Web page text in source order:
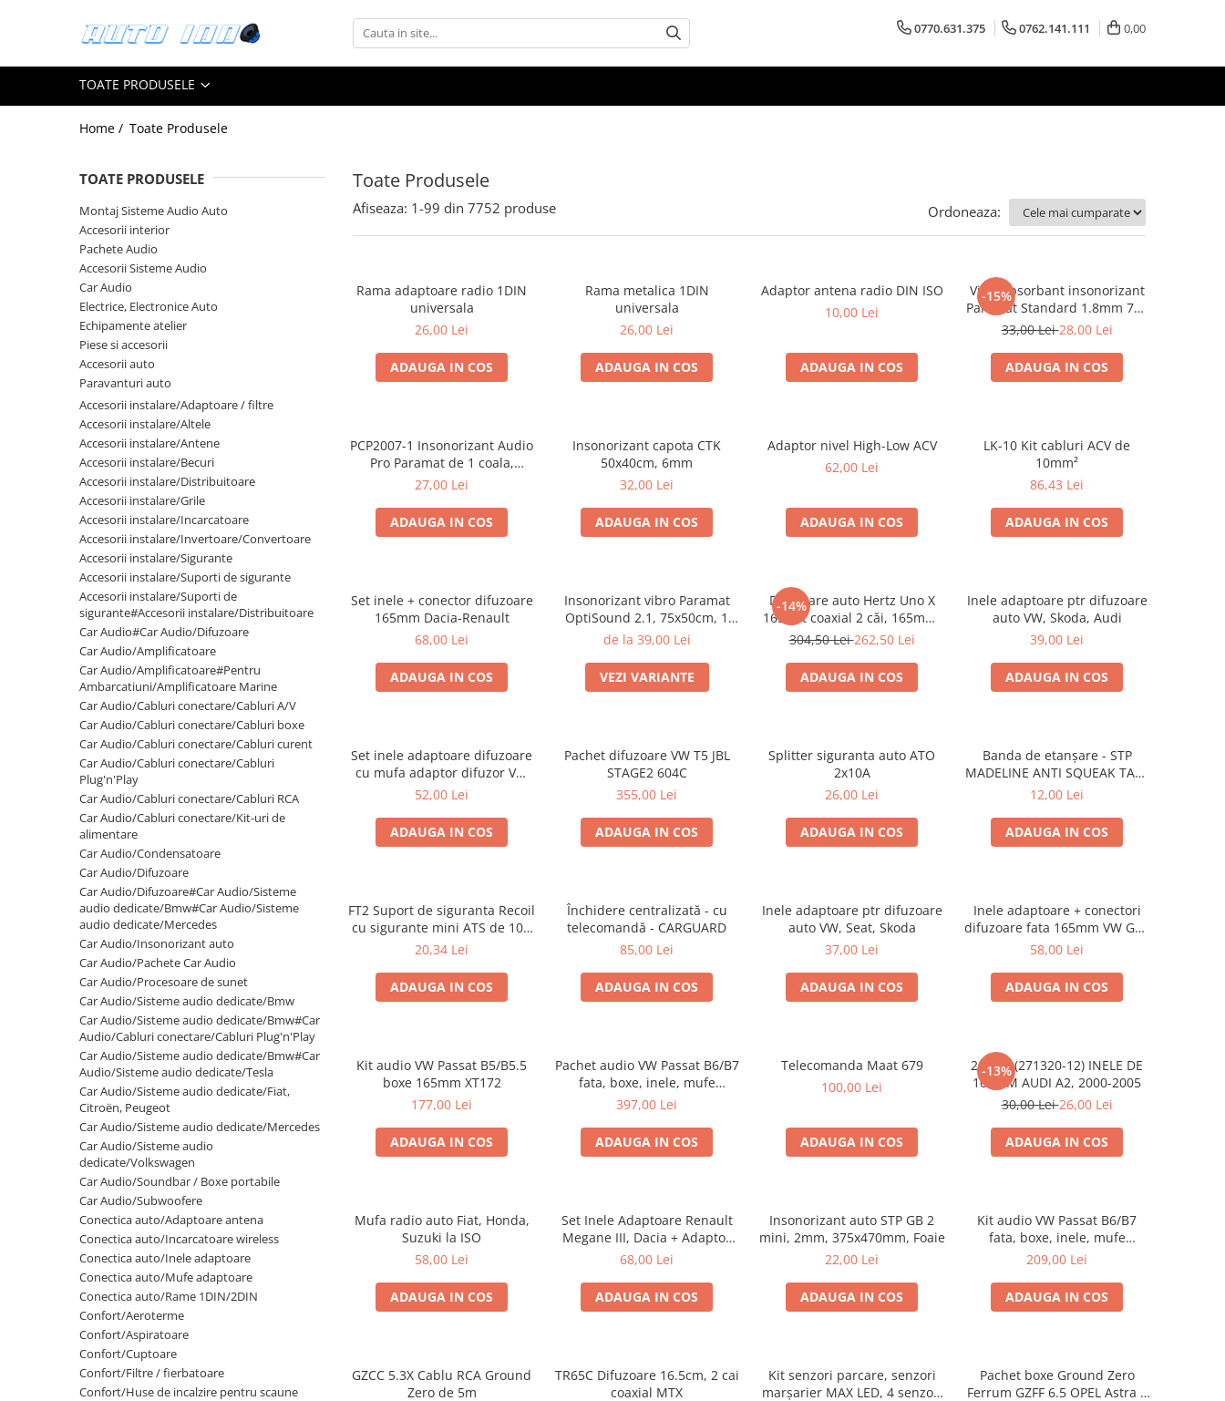
Accesorii interior
Covorase cauciuc auto dedicate
Huse scaun auto dedicate
Odorizant Auto
Plase portbagaj
Tavite portbagaj auto
Pachete Audio
Accesorii Sisteme Audio
Cupla carkit
Cupla radio aftermarket
Cupla radio OEM
Inele boxe auto
Rame radio 1DIN
Rame radio 2DIN
Amplificatoare
CD Playere Auto
Conectori Difuzoare
Difuzoare, boxe auto coaxiale
Difuzoare-Sisteme / Componente
Insonorizant Auto
Vibro absorbant
Subwoofer
Electrice, Electronice Auto
Accesorii alarme auto
Alarme auto Alarme masina
Detectoare Radar
Senzori parcare auto
Echipamente atelier
Consumabile Service
Instrumente Atelier
Set clipsuri auto de plastic
Piese si accesorii
Amortizoare hayon
Accesorii auto
Incalzire scaune
Stergatoare auto
Paravanturi auto
Lumini ambientale
0770.631.375 0762.141.111 0,00
TOATE PRODUSELE
Home / Toate Produsele
Toate Produsele
TOATE PRODUSELE
Montaj Sisteme Audio Auto
Accesorii interior
Pachete Audio
Accesorii Sisteme Audio
Car Audio
Electrice, Electronice Auto
Echipamente atelier
Piese si accesorii
Accesorii auto
Paravanturi auto
Accesorii instalare/Adaptoare / filtre
Accesorii instalare/Altele
Accesorii instalare/Antene
Accesorii instalare/Becuri
Accesorii instalare/Distribuitoare
Accesorii instalare/Grile
Accesorii instalare/Incarcatoare
Accesorii instalare/Invertoare/Convertoare
Accesorii instalare/Sigurante
Accesorii instalare/Suporti de sigurante
Accesorii instalare/Suporti de
sigurante#Accesorii instalare/Distribuitoare
Car Audio#Car Audio/Difuzoare
Car Audio/Amplificatoare
Car Audio/Amplificatoare#Pentru
Ambarcatiuni/Amplificatoare Marine
Car Audio/Cabluri conectare/Cabluri A/V
Car Audio/Cabluri conectare/Cabluri boxe
Car Audio/Cabluri conectare/Cabluri curent
Car Audio/Cabluri conectare/Cabluri
Plug'n'Play
Car Audio/Cabluri conectare/Cabluri RCA
Car Audio/Cabluri conectare/Kit-uri de
alimentare
Car Audio/Condensatoare
Car Audio/Difuzoare
Car Audio/Difuzoare#Car Audio/Sisteme
audio dedicate/Bmw#Car Audio/Sisteme
audio dedicate/Mercedes
Car Audio/Insonorizant auto
Car Audio/Pachete Car Audio
Car Audio/Procesoare de sunet
Car Audio/Sisteme audio dedicate/Bmw
Car Audio/Sisteme audio dedicate/Bmw#Car
Audio/Cabluri conectare/Cabluri Plug'n'Play
Car Audio/Sisteme audio dedicate/Bmw#Car
Audio/Sisteme audio dedicate/Tesla
Car Audio/Sisteme audio dedicate/Fiat,
Citroën, Peugeot
Car Audio/Sisteme audio dedicate/Mercedes
Car Audio/Sisteme audio
dedicate/Volkswagen
Car Audio/Soundbar / Boxe portabile
Car Audio/Subwoofere
Conectica auto/Adaptoare antena
Conectica auto/Incarcatoare wireless
Conectica auto/Inele adaptoare
Conectica auto/Mufe adaptoare
Conectica auto/Rame 1DIN/2DIN
Confort/Aeroterme
Confort/Aspiratoare
Confort/Cuptoare
Confort/Filtre / fierbatoare
Confort/Huse de incalzire pentru scaune
Afiseaza: 1-99 din 7752 produse Ordoneaza:
Rama adaptoare radio 1DIN
universala
26,00 Lei
ADAUGA IN COS
Rama metalica 1DIN
universala
26,00 Lei
ADAUGA IN COS
Adaptor antena radio DIN ISO
10,00 Lei
ADAUGA IN COS
-15%
Vibroabsorbant insonorizant
Paramat Standard 1.8mm 70x
50cm, 1 coala PCP1006-1
33,00 Lei28,00 Lei
ADAUGA IN COS
PCP2007-1 Insonorizant Audio
Pro Paramat de 1 coala,
spuma de 6mm grosime,
27,00 Lei
ADAUGA IN COS
Insonorizant capota CTK
50x40cm, 6mm
32,00 Lei
ADAUGA IN COS
Adaptor nivel High-Low ACV
62,00 Lei
ADAUGA IN COS
LK-10 Kit cabluri ACV de
10mm²
86,43 Lei
ADAUGA IN COS
Set inele + conector difuzoare
165mm Dacia-Renault
68,00 Lei
ADAUGA IN COS
Insonorizant vibro Paramat
OptiSound 2.1, 75x50cm, 1
coala
de la 39,00 Lei
VEZI VARIANTE
-14%
Difuzoare auto Hertz Uno X
165 set coaxial 2 căi, 165mm,
55W RMS, 4Ω, set 2 difuzoare
304,50 Lei262,50 Lei
ADAUGA IN COS
Inele adaptoare ptr difuzoare
auto VW, Skoda, Audi
39,00 Lei
ADAUGA IN COS
Set inele adaptoare difuzoare
cu mufa adaptor difuzor VW
Passat B5/B5.5
52,00 Lei
ADAUGA IN COS
Pachet difuzoare VW T5 JBL
STAGE2 604C
355,00 Lei
ADAUGA IN COS
Splitter siguranta auto ATO
2x10A
26,00 Lei
ADAUGA IN COS
Banda de etanșare - STP
MADELINE ANTI SQUEAK TAPE
- 15 x 2000mm
12,00 Lei
ADAUGA IN COS
FT2 Suport de siguranta Recoil
cu sigurante mini ATS de 10A
si 20A
20,34 Lei
ADAUGA IN COS
Închidere centralizată - cu
telecomandă - CARGUARD
85,00 Lei
ADAUGA IN COS
Inele adaptoare ptr difuzoare
auto VW, Seat, Skoda
37,00 Lei
ADAUGA IN COS
Inele adaptoare + conectori
difuzoare fata 165mm VW Golf
V, VI
58,00 Lei
ADAUGA IN COS
Kit audio VW Passat B5/B5.5
boxe 165mm XT172
177,00 Lei
ADAUGA IN COS
Pachet audio VW Passat B6/B7
fata, boxe, inele, mufe
adaptoare JBL STAGE2 604C
397,00 Lei
ADAUGA IN COS
Telecomanda Maat 679
100,00 Lei
ADAUGA IN COS
-13%
20.450 (271320-12) INELE DE
16.5CM AUDI A2, 2000-2005
30,00 Lei26,00 Lei
ADAUGA IN COS
Mufa radio auto Fiat, Honda,
Suzuki la ISO
58,00 Lei
ADAUGA IN COS
Set Inele Adaptoare Renault
Megane III, Dacia + Adaptor
conector difuzor
68,00 Lei
ADAUGA IN COS
Insonorizant auto STP GB 2
mini, 2mm, 375x470mm, Foaie
22,00 Lei
ADAUGA IN COS
Kit audio VW Passat B6/B7
fata, boxe, inele, mufe
adaptoare Excalibur X172
209,00 Lei
ADAUGA IN COS
GZCC 5.3X Cablu RCA Ground
Zero de 5m
TR65C Difuzoare 16.5cm, 2 cai
coaxial MTX
Kit senzori parcare, senzori
marșarier MAX LED, 4 senzori
Pachet boxe Ground Zero
Ferrum GZFF 6.5 OPEL Astra J,